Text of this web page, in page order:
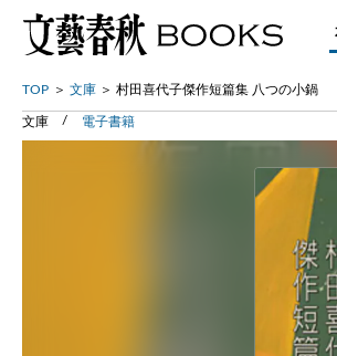
TOP 文庫 村田喜代子傑作短篇集 八つの小鍋
文庫 電子書籍